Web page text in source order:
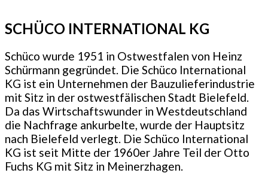
SCHÜCO INTERNATIONAL KG
Schüco wurde 1951 in Ostwestfalen von Heinz
Schürmann gegründet. Die Schüco International
KG ist ein Unternehmen der Bauzulieferindustrie
mit Sitz in der ostwestfälischen Stadt Bielefeld.
Da das Wirtschaftswunder in Westdeutschland
die Nachfrage ankurbelte, wurde der Hauptsitz
nach Bielefeld verlegt. Die Schüco International
KG ist seit Mitte der 1960er Jahre Teil der Otto
Fuchs KG mit Sitz in Meinerzhagen.